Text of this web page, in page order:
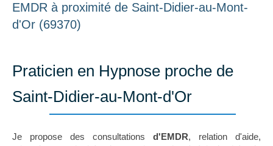
EMDR à proximité de Saint-Didier-au-Mont-
d'Or (69370)
Praticien en Hypnose proche de
Saint-Didier-au-Mont-d'Or
Je propose des consultations d'EMDR, relation d'aide,